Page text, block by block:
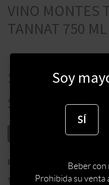
VINO MONTES
TANNAT 750 ML
$ 1720
$
BODEGA BODEGA MONTES
TIPO DE VINO:TINTO
Soy
SÍ
Beber
Prohibida su venta